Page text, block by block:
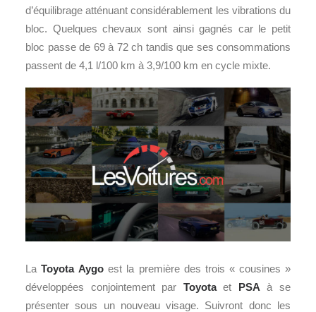
d’équilibrage atténuant considérablement les vibrations du
bloc. Quelques chevaux sont ainsi gagnés car le petit
bloc passe de 69 à 72 ch tandis que ses consommations
passent de 4,1 l/100 km à 3,9/100 km en cycle mixte.
LaToyota Aygo est la première des trois « cousines »
développées conjointement par Toyotaet PSA à se
présenter sous un nouveau visage. Suivront donc les